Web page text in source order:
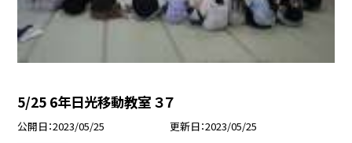
5/25 6年日光移動教室 ３７
公開日 2023/05/25 更新日 2023/05/25